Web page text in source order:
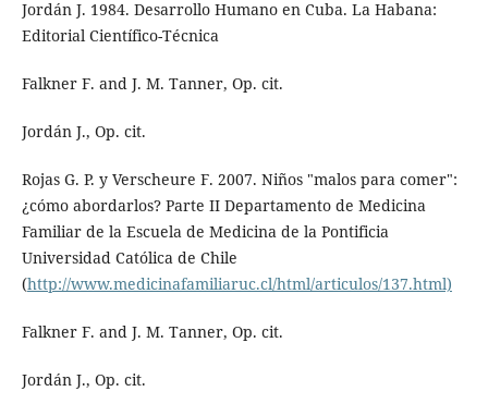
Jordán J. 1984. Desarrollo Humano en Cuba. La Habana:
Editorial Científico-Técnica
Falkner F. and J. M. Tanner, Op. cit.
Jordán J., Op. cit.
Rojas G. P. y Verscheure F. 2007. Niños "malos para comer":
¿cómo abordarlos? Parte II Departamento de Medicina
Familiar de la Escuela de Medicina de la Pontificia
Universidad Católica de Chile
(http://www.medicinafamiliaruc.cl/html/articulos/137.html)
Falkner F. and J. M. Tanner, Op. cit.
Jordán J., Op. cit.